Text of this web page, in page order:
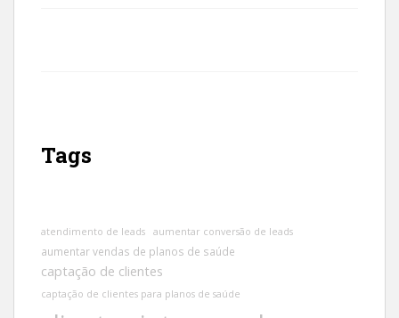
Tags
atendimento de leads aumentar conversão de leads
aumentar vendas de planos de saúde
captação de clientes
captação de clientes para planos de saúde